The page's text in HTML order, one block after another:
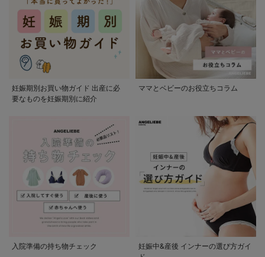
妊娠期別お買い物ガイド 出産に必
要なものを妊娠期別に紹介
ママとベビーのお役立ちコラム
入院準備の持ち物チェック
妊娠中&産後 インナーの選び方ガイ